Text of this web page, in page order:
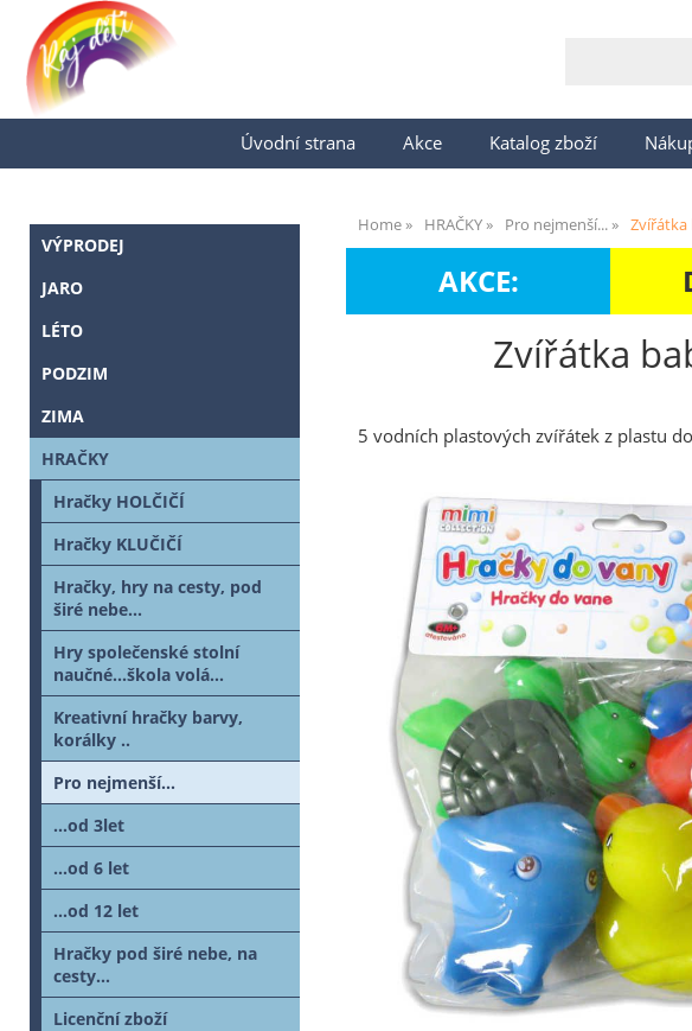
Úvodní strana Akce Katalog zboží
Home HRAČKY Pro nejmenší... Zvířátka
AKCE:
Zvířátka
5 vodních plastových zvířátek z plastu
VÝPRODEJ
JARO
LÉTO
PODZIM
ZIMA
HRAČKY
Hračky HOLČIČÍ
Hračky KLUČIČÍ
Hračky, hry na cesty, pod
širé nebe...
Hry společenské stolní
naučné...škola volá...
Kreativní hračky barvy,
korálky ..
Pro nejmenší...
...od 3let
...od 6 let
...od 12 let
Hračky pod širé nebe, na
cesty...
Licenční zboží